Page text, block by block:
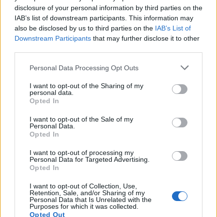
disclosure of your personal information by third parties on the
IAB’s list of downstream participants. This information may
also be disclosed by us to third parties on the IAB’s List of
Downstream Participants that may further disclose it to other
Personal Data Processing Opt Outs
I want to opt-out of the Sharing of my
personal data.
Opted In
I want to opt-out of the Sale of my
Personal Data.
Opted In
I want to opt-out of processing my
Personal Data for Targeted Advertising.
Opted In
I want to opt-out of Collection, Use,
Retention, Sale, and/or Sharing of my
Personal Data that Is Unrelated with the
Purposes for which it was collected.
Opted Out
Στ. Παπασταύρου: Άμεσα αντιδιαβρωτικά έργα στη
Δυτική Αττική
06/08/2026 - 15:17 ΠΟΛΙΤΙΚΗ
1,1541 δολάρια
06/08/2026 - 14:59 ΟΙΚΟΝΟΜΙΑ
18η συνεχόμενη χρονιά για τον ΟΤΕ στη διεθνή
06/08/2026 - 14:40 ESG